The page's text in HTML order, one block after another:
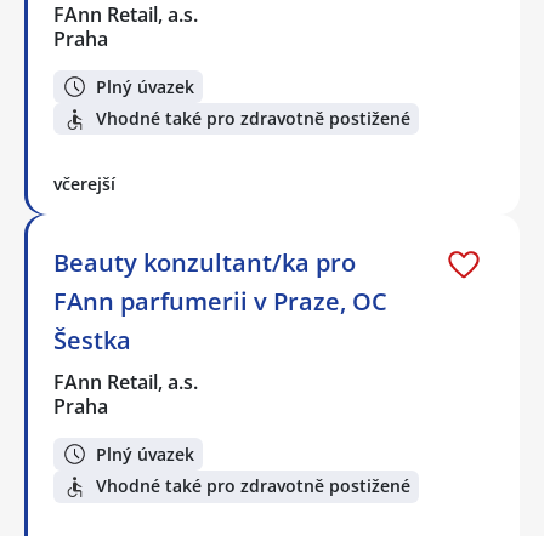
FAnn Retail, a.s.
Praha
Plný úvazek
Vhodné také pro zdravotně postižené
včerejší
Beauty konzultant/ka pro
FAnn parfumerii v Praze, OC
Šestka
FAnn Retail, a.s.
Praha
Plný úvazek
Vhodné také pro zdravotně postižené